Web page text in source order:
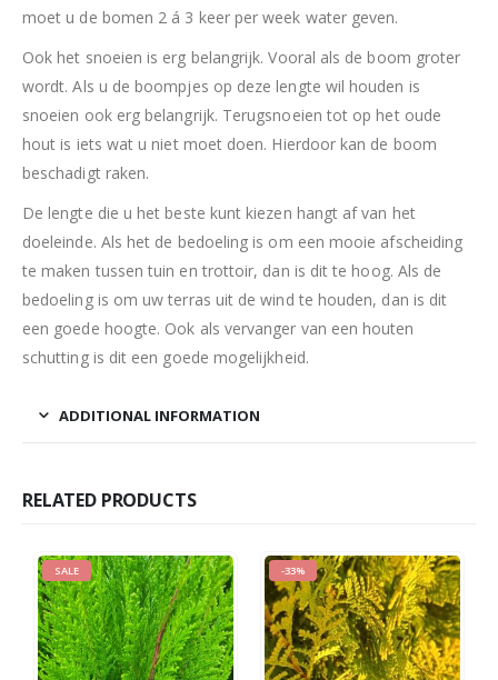
moet u de bomen 2 á 3 keer per week water geven.
Ook het snoeien is erg belangrijk. Vooral als de boom groter
wordt. Als u de boompjes op deze lengte wil houden is
snoeien ook erg belangrijk. Terugsnoeien tot op het oude
hout is iets wat u niet moet doen. Hierdoor kan de boom
beschadigt raken.
De lengte die u het beste kunt kiezen hangt af van het
doeleinde. Als het de bedoeling is om een mooie afscheiding
te maken tussen tuin en trottoir, dan is dit te hoog. Als de
bedoeling is om uw terras uit de wind te houden, dan is dit
een goede hoogte. Ook als vervanger van een houten
schutting is dit een goede mogelijkheid.
ADDITIONAL INFORMATION
RELATED PRODUCTS
SALE -33%